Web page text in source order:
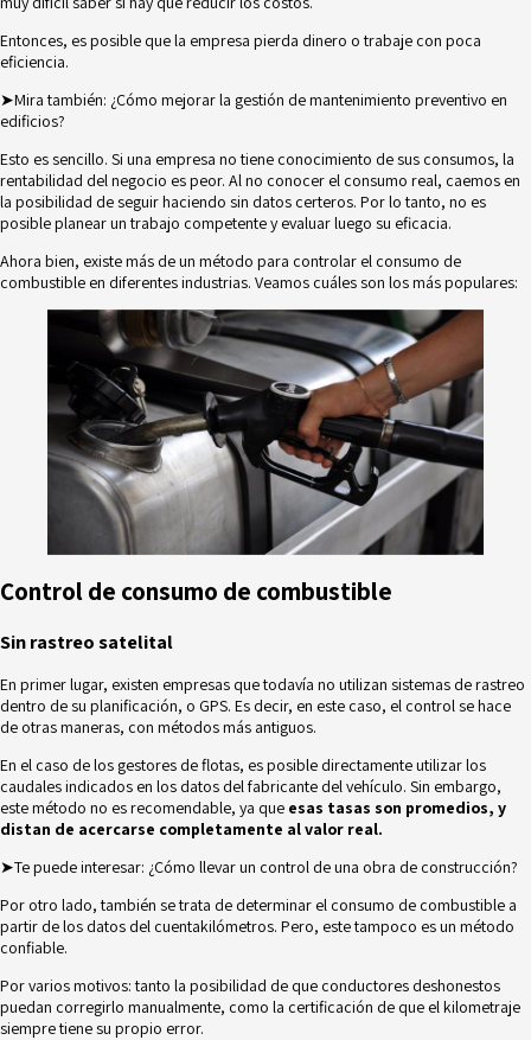
Entonces, es posible que la empresa pierda dinero o trabaje con poca
eficiencia.
➤Mira también: ¿Cómo mejorar la gestión de mantenimiento preventivo en
edificios?
Esto es sencillo. Si una empresa no tiene conocimiento de sus consumos, la
rentabilidad del negocio es peor. Al no conocer el consumo real, caemos en
la posibilidad de seguir haciendo sin datos certeros. Por lo tanto, no es
posible planear un trabajo competente y evaluar luego su eficacia.
Ahora bien, existe más de un método para controlar el consumo de
combustible en diferentes industrias. Veamos cuáles son los más populares:
Control de consumo de combustible
Sin rastreo satelital
En primer lugar, existen empresas que todavía no utilizan sistemas de rastreo
dentro de su planificación, o GPS. Es decir, en este caso, el control se hace
de otras maneras, con métodos más antiguos.
En el caso de los gestores de flotas, es posible directamente utilizar los
caudales indicados en los datos del fabricante del vehículo. Sin embargo,
este método no es recomendable, ya que esas tasas son promedios, y
distan de acercarse completamente al valor real.
➤Te puede interesar: ¿Cómo llevar un control de una obra de construcción?
Por otro lado, también se trata de determinar el consumo de combustible a
partir de los datos del cuentakilómetros. Pero, este tampoco es un método
confiable.
Por varios motivos: tanto la posibilidad de que conductores deshonestos
puedan corregirlo manualmente, como la certificación de que el kilometraje
siempre tiene su propio error.